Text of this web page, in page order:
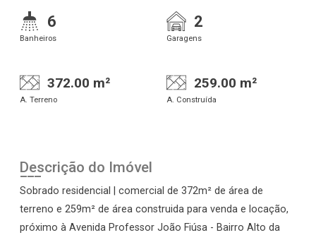
6
Banheiros
2
Garagens
372.00 m²
A. Terreno
259.00 m²
A. Construída
Descrição do Imóvel
Sobrado residencial | comercial de 372m² de área de
terreno e 259m² de área construida para venda e locação,
próximo à Avenida Professor João Fiúsa - Bairro Alto da